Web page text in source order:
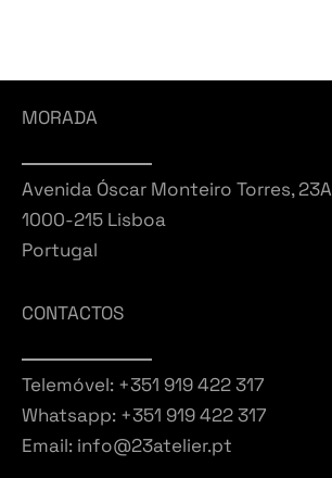
MORADA
Avenida Óscar Monteiro Torres, 23A
1000-215 Lisboa
Portugal
CONTACTOS
Telemóvel: +351 919 422 317
Whatsapp: +351 919 422 317
Email: info@23atelier.pt